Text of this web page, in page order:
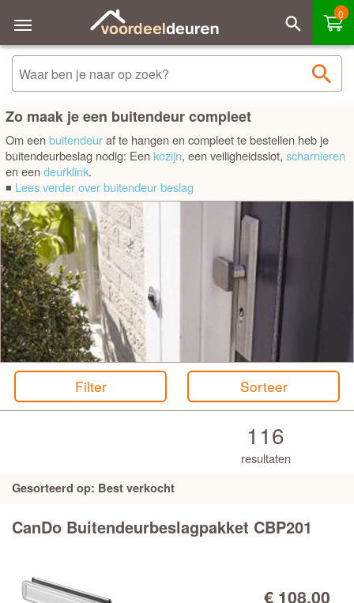
0
Filteren
Binnendeurbeslag
Buitendeurbeslag
Schuifdeurbeslag
ALBO
Austria
CanDo
Skantrae
Svedex
Veralux
Weekamp
Sorteren
Merk - A tot Z
Prijs laag - hoog
Prijs hoog - laag
Best verkocht
Zo maak je een buitendeur compleet
Om eenbuitendeuraf te hangen en compleet te bestellen heb je
buitendeurbeslag nodig: Eenkozijn, een veiligheidsslot, scharnieren
en eendeurklink.
◾ Lees verder over buitendeur beslag
Filter Sorteer
116
resultaten
Gesorteerd op: Best verkocht
CanDo Buitendeurbeslagpakket CBP201
€ 108,00